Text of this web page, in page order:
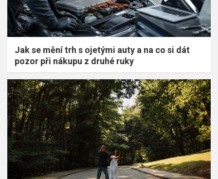
Jak se mění trh s ojetými auty a na co si dát
pozor při nákupu z druhé ruky